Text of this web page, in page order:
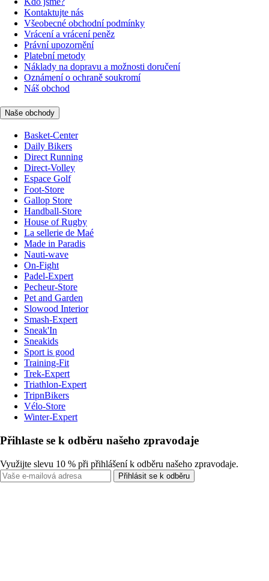
Kontaktujte nás
Všeobecné obchodní podmínky
Vrácení a vrácení peněz
Právní upozornění
Platební metody
Náklady na dopravu a možnosti doručení
Oznámení o ochraně soukromí
Náš obchod
Naše obchody
Basket-Center
Daily Bikers
Direct Running
Direct-Volley
Espace Golf
Foot-Store
Gallop Store
Handball-Store
House of Rugby
La sellerie de Maé
Made in Paradis
Nauti-wave
On-Fight
Padel-Expert
Pecheur-Store
Pet and Garden
Slowood Interior
Smash-Expert
Sneak'In
Sneakids
Sport is good
Training-Fit
Trek-Expert
Triathlon-Expert
TripnBikers
Vélo-Store
Winter-Expert
Přihlaste se k odběru našeho zpravodaje
Využijte slevu 10 % při přihlášení k odběru našeho zpravodaje.
Přihlásit se k odběru